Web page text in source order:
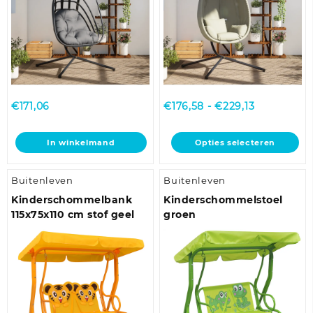
productpagina
productpagina
€171,06
In winkelmand
€176,58 - €229,13Prijsklasse:
tot
€229,13
Opties selecteren
Dit
product
meerdere
variaties.
Deze
gekozen
worden
Buitenleven
Kinderschommelbank
115x75x110 cm stof geel
Buitenleven
Kinderschommelstoel
groen